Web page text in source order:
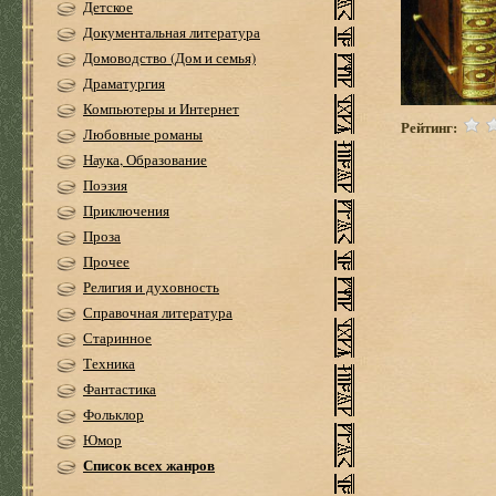
Детское
Документальная литература
Домоводство (Дом и семья)
Драматургия
Компьютеры и Интернет
Любовные романы
Наука, Образование
Поэзия
Приключения
Проза
Прочее
Религия и духовность
Справочная литература
Старинное
Техника
Фантастика
Фольклор
Юмор
Список всех жанров
Рейтинг: